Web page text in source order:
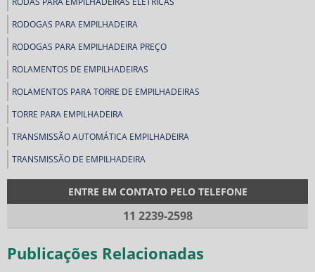
RODOGAS PARA EMPILHADEIRA
RODOGAS PARA EMPILHADEIRA PREÇO
ROLAMENTOS DE EMPILHADEIRAS
ROLAMENTOS PARA TORRE DE EMPILHADEIRAS
TORRE PARA EMPILHADEIRA
TRANSMISSÃO AUTOMÁTICA EMPILHADEIRA
TRANSMISSÃO DE EMPILHADEIRA
ENTRE EM CONTATO PELO TELEFONE
11 2239-2598
Publicações Relacionadas